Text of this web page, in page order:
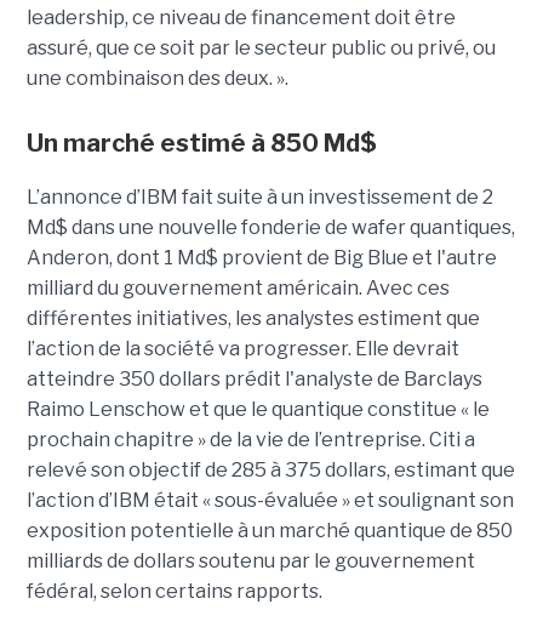
leadership, ce niveau de financement doit être
assuré, que ce soit par le secteur public ou privé, ou
une combinaison des deux. ».
Un marché estimé à 850 Md$
L’annonce d’IBM fait suite à un investissement de 2
Md$ dans une nouvelle fonderie de wafer quantiques,
Anderon, dont 1 Md$ provient de Big Blue et l'autre
milliard du gouvernement américain. Avec ces
différentes initiatives, les analystes estiment que
l’action de la société va progresser. Elle devrait
atteindre 350 dollars prédit l'analyste de Barclays
Raimo Lenschow et que le quantique constitue « le
prochain chapitre » de la vie de l’entreprise. Citi a
relevé son objectif de 285 à 375 dollars, estimant que
l’action d’IBM était « sous-évaluée » et soulignant son
exposition potentielle à un marché quantique de 850
milliards de dollars soutenu par le gouvernement
fédéral, selon certains rapports.